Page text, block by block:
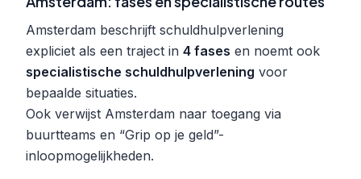
Amsterdam beschrijft schuldhulpverlening
expliciet als een traject in 4 fases en noemt ook
specialistische schuldhulpverlening voor
bepaalde situaties.
Ook verwijst Amsterdam naar toegang via
buurtteams en “Grip op je geld”-
inloopmogelijkheden.